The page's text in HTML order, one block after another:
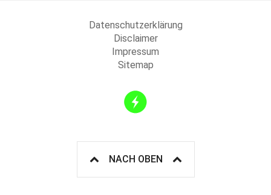
Datenschutzerklärung
Disclaimer
Impressum
Sitemap
NACH OBEN